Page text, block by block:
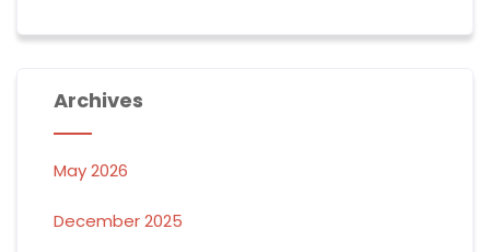
Archives
May 2026
December 2025